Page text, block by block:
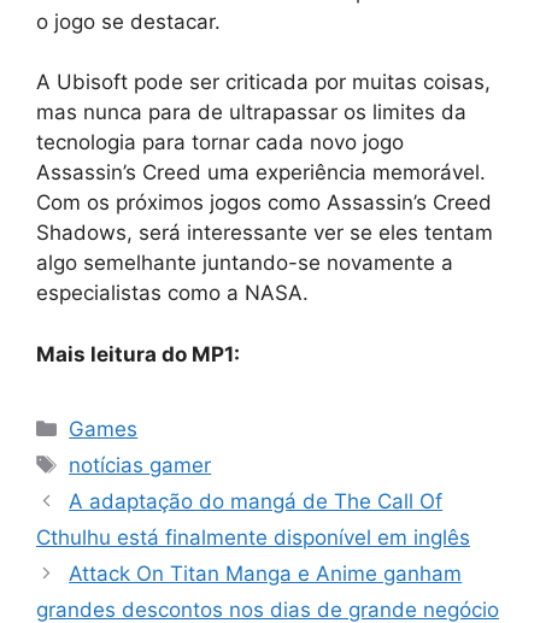
o jogo se destacar.
A Ubisoft pode ser criticada por muitas coisas,
mas nunca para de ultrapassar os limites da
tecnologia para tornar cada novo jogo
Assassin’s Creed uma experiência memorável.
Com os próximos jogos como Assassin’s Creed
Shadows, será interessante ver se eles tentam
algo semelhante juntando-se novamente a
especialistas como a NASA.
Mais leitura do MP1:
Categorias
Games
Tags
notícias gamer
A adaptação do mangá de The Call Of
Cthulhu está finalmente disponível em inglês
Attack On Titan Manga e Anime ganham
grandes descontos nos dias de grande negócio